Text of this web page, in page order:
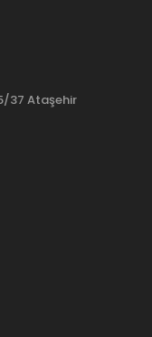
37 Ataşehir